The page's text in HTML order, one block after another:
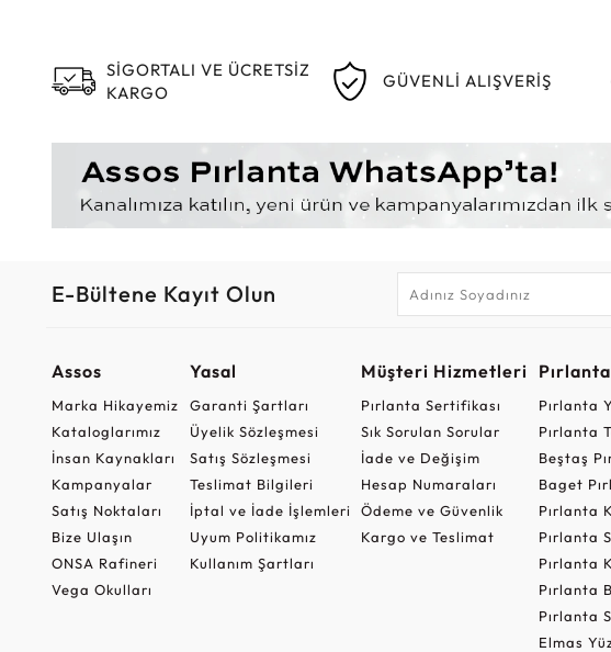
SİGORTALI VE ÜCRETSİZ
KARGO
GÜVENLİ ALIŞVERİŞ
E-Bültene Kayıt Olun
Assos
Marka Hikayemiz
Kataloglarımız
İnsan Kaynakları
Kampanyalar
Satış Noktaları
Bize Ulaşın
ONSA Rafineri
Vega Okulları
Yasal
Garanti Şartları
Üyelik Sözleşmesi
Satış Sözleşmesi
Teslimat Bilgileri
İptal ve İade İşlemleri
Uyum Politikamız
Kullanım Şartları
Müşteri Hizmetleri
Pırlanta Sertifikası
Sık Sorulan Sorular
İade ve Değişim
Hesap Numaraları
Ödeme ve Güvenlik
Kargo ve Teslimat
Pırlanta
Pırlanta
Beştaş
Baget
Pırlanta
Pırlanta
Pırlanta
Pırlanta
Pırlanta
Elmas